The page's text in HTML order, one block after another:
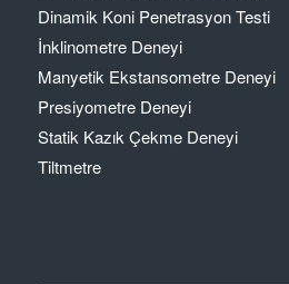
Dinamik Koni Penetrasyon Testi
İnklinometre Deneyi
Manyetik Ekstansometre Deneyi
Presiyometre Deneyi
Statik Kazık Çekme Deneyi
Tiltmetre